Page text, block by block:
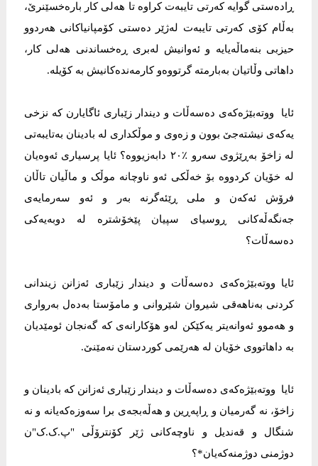
ڕادەستی گوایە کەرتی تایبەت کراوە تا هەلی کار بارەخسێنرێ،
بەڵام کۆی کەرتی تایبەت لەژێر دەستی کۆمپانیاکانی هەردوو
حیزبی بنەماڵەیایە و ئەوانیش لەبری ڕەخساندنی هەلی کار،
داهاتی وڵاتیان بەبارمتە گرتووەو کارمەندەکانیش بە کۆیلە.
ئایا ووتەبێژەکەی دەسەڵات و دیندار زێباری ئاگایارن کە نزخی
یەکەی نیشتەجێ بوون و زەوی و موڵکداری لە بادینان بەتایبەتی
لە زاخۆ بەڕێژوی سەرو ٪٢٠ دابەزیووە؟ ئایا پرسیاری ئەوەیان
لە خۆیان کردووە بۆ خەڵکی ئەو ناوچانە موڵک و ماڵیان تاڵان
فرۆش ئەکەن و ملی ڕێئەگرنە بەر و ئەو سەرمایەی
جەنگەڵەکانی ڕوسیای سپیان پێخۆشترە لە دوبەیەکی
دەسەڵات؟
ئایا ووتەبێژەکەی دەسەڵات و دیندار زێباری ئەزانن زیندانی
کردنی بەناهەقی شیروان شێروانی و مامۆستا بەدەل بەرواری
و هەموو ئەوانەیتر یەکێکن لەو هۆکارانەی کە گەنجان ئومێدیان
بە داهاتووی خۆیان لە هەرێمی کوردستان نەمێنێ.
ئایا ووتەبێژەکەی دەسەڵات و دیندار زێباری ئەزانن کە بادینان و
زاخۆ، نە گەرمیان و ڕاپەڕین و هەڵەبجەی برا سەوزەکەیانە و نە
شنگال و قەندیل و ناوچەکانی ژێر کۆنترۆڵی "پ.ک.ک"ن
دوژمنی دوژمنەکەیان*؟